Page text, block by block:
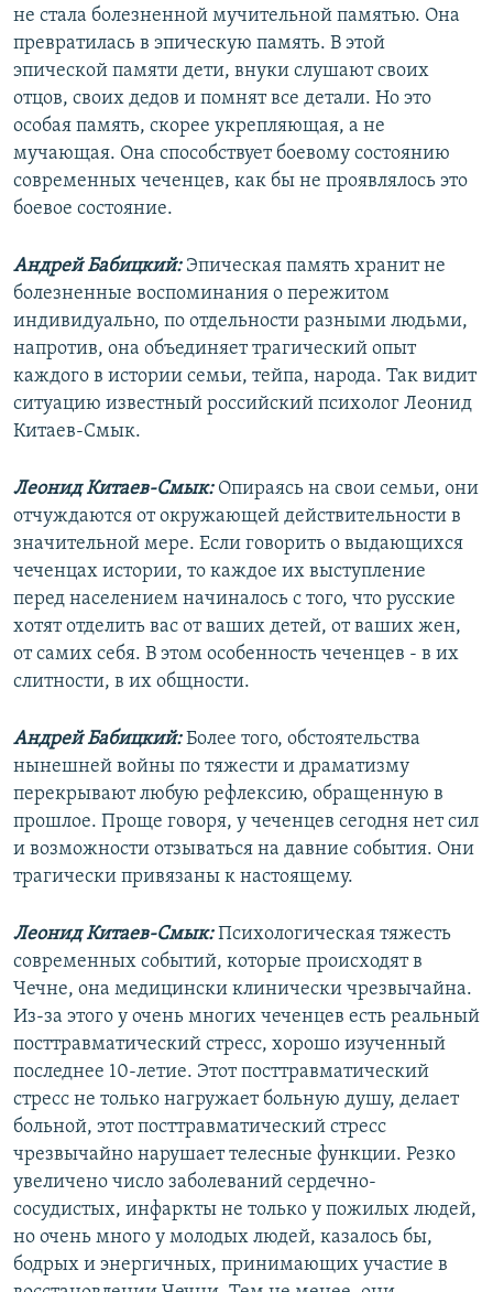
не стала болезненной мучительной памятью. Она
превратилась в эпическую память. В этой
эпической памяти дети, внуки слушают своих
отцов, своих дедов и помнят все детали. Но это
особая память, скорее укрепляющая, а не
мучающая. Она способствует боевому состоянию
современных чеченцев, как бы не проявлялось это
боевое состояние.
Андрей Бабицкий:Эпическая память хранит не
болезненные воспоминания о пережитом
индивидуально, по отдельности разными людьми,
напротив, она объединяет трагический опыт
каждого в истории семьи, тейпа, народа. Так видит
ситуацию известный российский психолог Леонид
Китаев-Смык.
Леонид Китаев-Смык:Опираясь на свои семьи, они
отчуждаются от окружающей действительности в
значительной мере. Если говорить о выдающихся
чеченцах истории, то каждое их выступление
перед населением начиналось с того, что русские
хотят отделить вас от ваших детей, от ваших жен,
от самих себя. В этом особенность чеченцев - в их
слитности, в их общности.
Андрей Бабицкий:Более того, обстоятельства
нынешней войны по тяжести и драматизму
перекрывают любую рефлексию, обращенную в
прошлое. Проще говоря, у чеченцев сегодня нет сил
и возможности отзываться на давние события. Они
трагически привязаны к настоящему.
Леонид Китаев-Смык:Психологическая тяжесть
современных событий, которые происходят в
Чечне, она медицински клинически чрезвычайна.
Из-за этого у очень многих чеченцев есть реальный
посттравматический стресс, хорошо изученный
последнее 10-летие. Этот посттравматический
стресс не только нагружает больную душу, делает
больной, этот посттравматический стресс
чрезвычайно нарушает телесные функции. Резко
увеличено число заболеваний сердечно-
сосудистых, инфаркты не только у пожилых людей,
но очень много у молодых людей, казалось бы,
бодрых и энергичных, принимающих участие в